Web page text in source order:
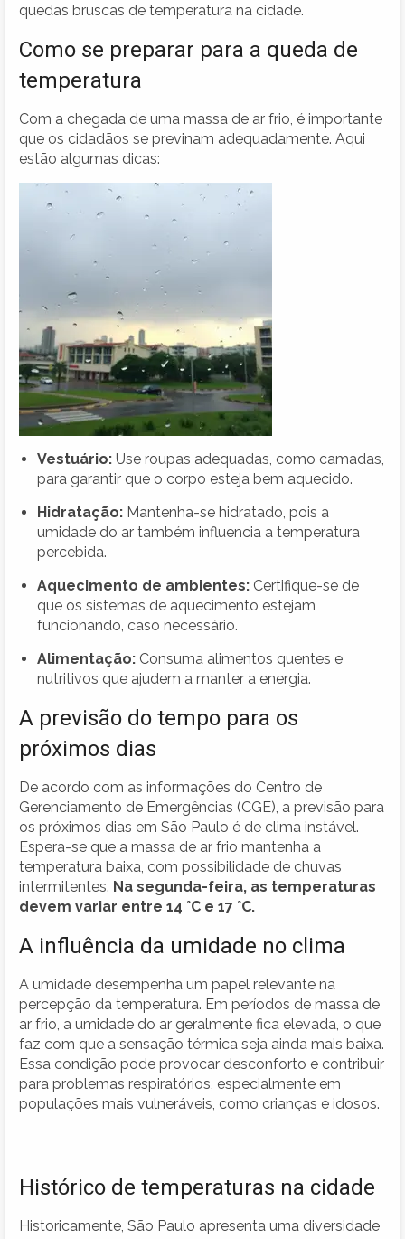
quedas bruscas de temperatura na cidade.
Como se preparar para a queda de
temperatura
Com a chegada de uma massa de ar frio, é importante
que os cidadãos se previnam adequadamente. Aqui
estão algumas dicas:
Vestuário: Use roupas adequadas, como camadas,
para garantir que o corpo esteja bem aquecido.
Hidratação: Mantenha-se hidratado, pois a
umidade do ar também influencia a temperatura
percebida.
Aquecimento de ambientes: Certifique-se de
que os sistemas de aquecimento estejam
funcionando, caso necessário.
Alimentação: Consuma alimentos quentes e
nutritivos que ajudem a manter a energia.
A previsão do tempo para os
próximos dias
De acordo com as informações do Centro de
Gerenciamento de Emergências (CGE), a previsão para
os próximos dias em São Paulo é de clima instável.
Espera-se que a massa de ar frio mantenha a
temperatura baixa, com possibilidade de chuvas
intermitentes. Na segunda-feira, as temperaturas
devem variar entre 14 °C e 17 °C.
A influência da umidade no clima
A umidade desempenha um papel relevante na
percepção da temperatura. Em períodos de massa de
ar frio, a umidade do ar geralmente fica elevada, o que
faz com que a sensação térmica seja ainda mais baixa.
Essa condição pode provocar desconforto e contribuir
para problemas respiratórios, especialmente em
populações mais vulneráveis, como crianças e idosos.
Histórico de temperaturas na cidade
Historicamente, São Paulo apresenta uma diversidade